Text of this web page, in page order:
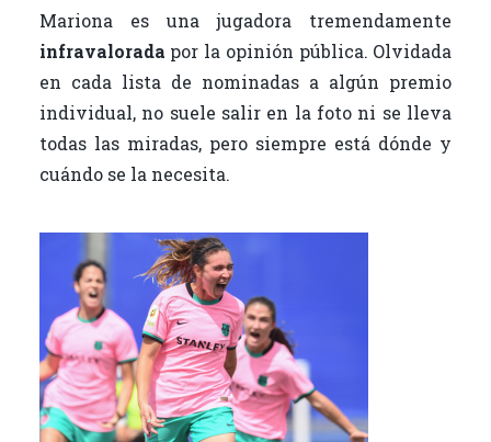
Mariona es una jugadora tremendamente
infravalorada por la opinión pública. Olvidada
en cada lista de nominadas a algún premio
individual, no suele salir en la foto ni se lleva
todas las miradas, pero siempre está dónde y
cuándo se la necesita.